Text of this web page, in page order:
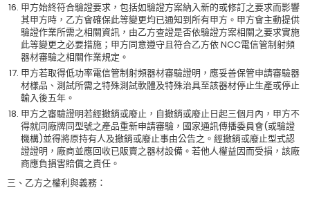
甲方始終符合驗證要求，包括如驗證方案納入新的或修訂之要求而影響
其甲方時，乙方會確保此等變更均已通知到所有甲方。甲方會主動提供
驗證作業所需之相關資訊，由乙方查證是否依驗證方案相關之要求實施
此等變更之必要措施；甲方同意遵守且符合乙方依 NCC電信管制射頻
器材審驗之相關作業規定。
甲方若取得低功率電信管制射頻器材審驗證明，應妥善保管申請審驗器
材樣品、測試所需之特殊測試軟體及特殊治具至該器材停止生產或停止
輸入後五年。
甲方之審驗證明若經撤銷或廢止，自撤銷或廢止日起三個月內，甲方不
得就同廠牌同型號之產品重新申請審驗，國家通訊傳播委員會(或驗證
機構)並得將原持有人及撤銷或廢止事由公告之。經撤銷或廢止型式認
證證明，廠商並應回收已販賣之器材設備。若他人權益因而受損，該廠
商應負損害賠償之責任。
三、乙方之權利與義務：